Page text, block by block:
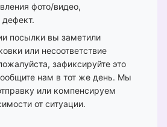
фото/видео,
посылки вы заметили
или несоответствие
зафиксируйте это
нам в тот же день. Мы
или компенсируем
от ситуации.